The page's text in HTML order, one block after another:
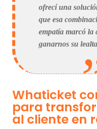
ofrecí una
que esa
empatía marcó la
ganarnos su
Whaticket
para
al cliente en